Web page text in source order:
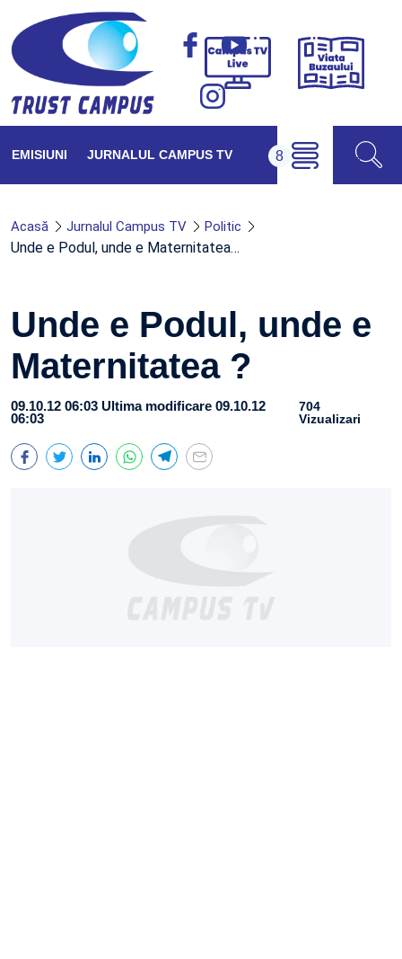
Campus
Viața
EMISIUNI JURNALUL CAMPUS TV
Acasă Jurnalul Campus TV Politic
Unde e Podul, unde e Maternitatea…
Unde e Podul, unde e
Maternitatea ?
09.10.12 06:03 Ultima modificare 09.10.12
06:03
704
Vizualizari